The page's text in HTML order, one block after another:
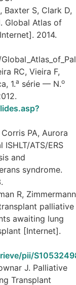
Baxter S, Clark D,
Global Atlas of
2014.
RC, Vieira F,
1.a série — N.o
PA, Aurora
ATS/ERS
and
syndrome.
R, Zimmermann
palliative
awaiting lung
[Internet].
pii/
J. Palliative
Transplant